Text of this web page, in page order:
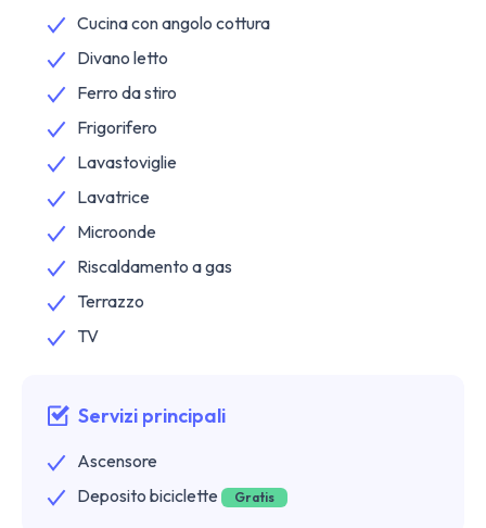
Cucina con angolo cottura
Divano letto
Ferro da stiro
Frigorifero
Lavastoviglie
Lavatrice
Microonde
Riscaldamento a gas
Terrazzo
TV
Servizi principali
Ascensore
Deposito biciclette
Gratis